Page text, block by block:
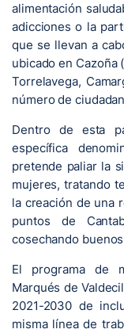
alimentación
adicciones o la
que se llevan a
ubicado en Cazoña
Torrelavega,
número de
Dentro de esta
específica
pretende paliar la
mujeres, tratando
la creación de una
puntos de
cosechando
El programa de
Marqués de
2021-2030 de
misma línea de